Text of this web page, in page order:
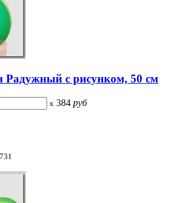
с рисунком, 50 см
x 384 руб